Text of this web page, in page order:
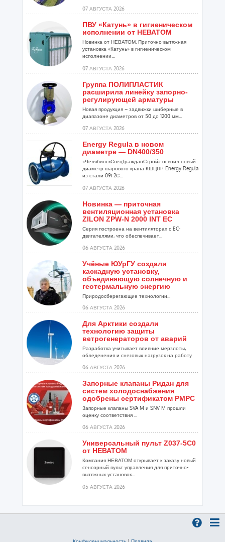
07 АВГУСТА 2026
ПВУ «Катунь» в гигиеническом
исполнении от НЕВАТОМ
Новинка от НЕВАТОМ: Приточно-вытяжная
установка «Катунь» в гигиеническом
исполнении...
07 АВГУСТА 2026
Группа ПОЛИПЛАСТИК
расширила линейку запорно-
регулирующей арматуры
Новая продукция – задвижки шиберные в
диапазоне диаметров от 50 до 1200 мм...
07 АВГУСТА 2026
Energy Regula в новом
диаметре — DN400/350
«ЧелябинскСпецГражданСтрой» освоил новый
диаметр шарового крана КШЦПР Energy Regula
из стали 09Г2С...
07 АВГУСТА 2026
Новинка — приточная
вентиляционная установка
ZILON ZPW-N 2000 INT EC
Серия построена на вентиляторах с EC-
двигателями, что обеспечивает...
06 АВГУСТА 2026
Учёные ЮУрГУ создали
каскадную установку,
объединяющую солнечную и
геотермальную энергию
Природосберегающие технологии...
06 АВГУСТА 2026
Для Арктики создали
технологию защиты
ветрогенераторов от аварий
Разработка учитывает влияние мерзлоты,
обледенения и снеговых нагрузок на работу
06 АВГУСТА 2026
Запорные клапаны Ридан для
систем холодоснабжения
одобрены сертификатом РМРС
Запорные клапаны SVA M и SNV M прошли
оценку соответствия ...
06 АВГУСТА 2026
Универсальный пульт Z037-5C0
от НЕВАТОМ
Компания НЕВАТОМ открывает к заказу новый
сенсорный пульт управления для приточно-
вытяжных установок...
05 АВГУСТА 2026
Конфиденциальность | Правила